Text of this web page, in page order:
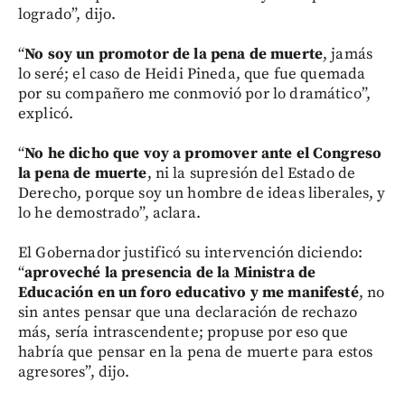
logrado”, dijo.
“No soy un promotor de la pena de muerte, jamás
lo seré; el caso de Heidi Pineda, que fue quemada
por su compañero me conmovió por lo dramático”,
explicó.
“No he dicho que voy a promover ante el Congreso
la pena de muerte, ni la supresión del Estado de
Derecho, porque soy un hombre de ideas liberales, y
lo he demostrado”, aclara.
El Gobernador justificó su intervención diciendo:
“aproveché la presencia de la Ministra de
Educación en un foro educativo y me manifesté, no
sin antes pensar que una declaración de rechazo
más, sería intrascendente; propuse por eso que
habría que pensar en la pena de muerte para estos
agresores”, dijo.